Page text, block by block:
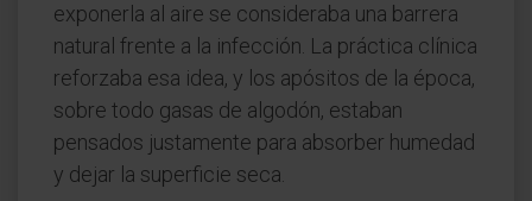
exponerla al aire se consideraba una barrera
natural frente a la infección. La práctica clínica
reforzaba esa idea, y los apósitos de la época,
sobre todo gasas de algodón, estaban
pensados justamente para absorber humedad
y dejar la superficie seca.